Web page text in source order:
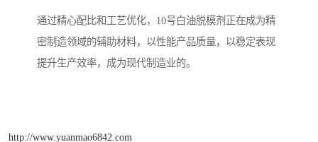
通过精心配比和工艺优化，10号白油脱模剂正在成为精
密制造领域的辅助材料，以性能产品质量，以稳定表现
提升生产效率，成为现代制造业的。
http://www.yuanmao6842.com